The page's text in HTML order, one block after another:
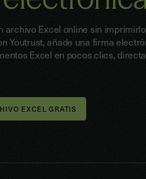
archivo Excel online sin
Youtrust, añade una firma
Excel en pocos clics,